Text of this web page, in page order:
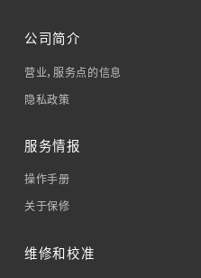
公司简介
营业，服务点的信息
隐私政策
服务情报
操作手册
关于保修
维修和校准